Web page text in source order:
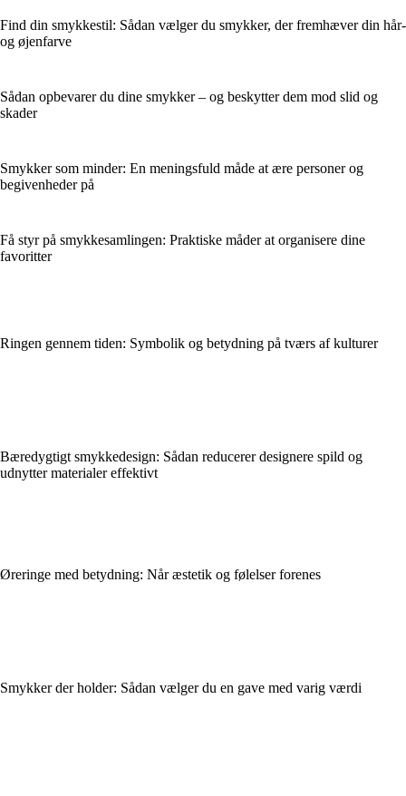
Find din smykkestil: Sådan vælger du smykker, der fremhæver din hår-
og øjenfarve
Sådan opbevarer du dine smykker – og beskytter dem mod slid og
skader
Smykker som minder: En meningsfuld måde at ære personer og
begivenheder på
Få styr på smykkesamlingen: Praktiske måder at organisere dine
favoritter
Ringen gennem tiden: Symbolik og betydning på tværs af kulturer
Bæredygtigt smykkedesign: Sådan reducerer designere spild og
udnytter materialer effektivt
Øreringe med betydning: Når æstetik og følelser forenes
Smykker der holder: Sådan vælger du en gave med varig værdi